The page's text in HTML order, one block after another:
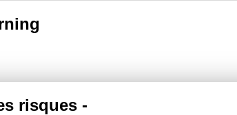
risques -